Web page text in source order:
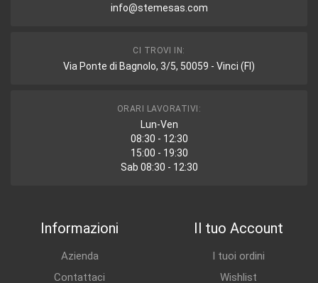
info@stemesas.com
CI TROVI IN:
Via Ponte di Bagnolo, 3/5, 50059 - Vinci (FI)
ORARI LAVORATIVI:
Lun-Ven
08:30 - 12:30
15:00 - 19:30
Sab 08:30 - 12:30
Informazioni
Azienda
Contattaci
Il tuo Account
I tuoi ordini
Wishlist